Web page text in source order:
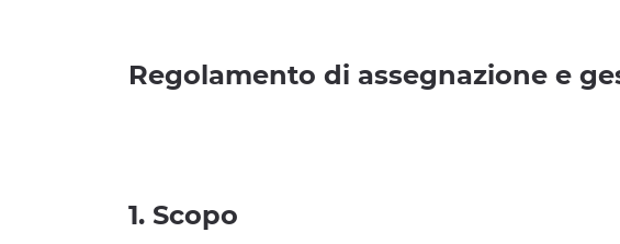
Regolamento di assegnazione e
1. Scopo